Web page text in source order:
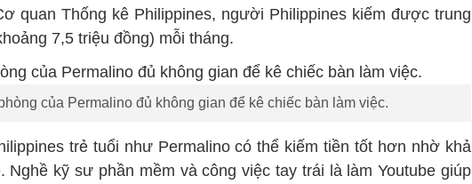
quan Thống kê Philippines, người Philippines kiếm được trung
7,5 triệu đồng) mỗi tháng.
của Permalino đủ không gian để kê chiếc bàn làm việc.
trẻ tuổi như Permalino có thể kiếm tiền tốt hơn nhờ khả
Nghề kỹ sư phần mềm và công việc tay trái là làm Youtube giúp